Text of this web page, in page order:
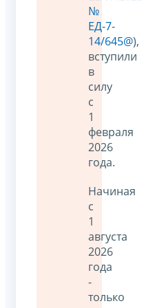
№
ЕД-7-
14/645@),
вступили
в
силу
с
1
февраля
2026
года.
Начиная
с
1
августа
2026
года
-
только